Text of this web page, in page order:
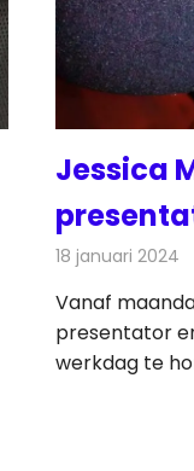
Jessica
18 januari 2024
Vanaf
presentator
werkdag te